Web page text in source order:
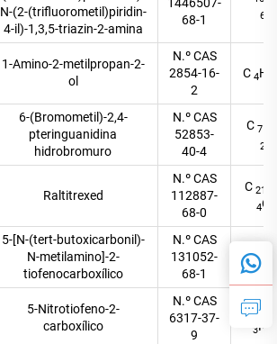
N-(2-(trifluorometil)piridin-
4-il)-1,3,5-triazin-2-amina
68-1
6
1-Amino-2-metilpropan-2-
ol
N.º CAS
2854-16-
2
C 4H
6-(Bromometil)-2,4-
pteringuanidina
hidrobromuro
N.º CAS
52853-
40-4
C 7H
2
Raltitrexed
N.º CAS
112887-
68-0
C 21
4O
5-[N-(tert-butoxicarbonil)-
N-metilamino]-2-
tiofenocarboxílico
N.º CAS
131052-
68-1
15
5-Nitrotiofeno-2-
carboxílico
N.º CAS
6317-37-
9
C
3NO